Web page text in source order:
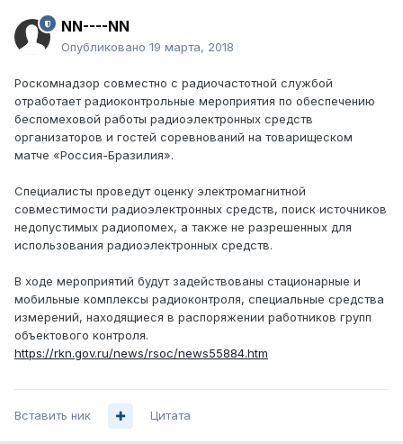
NN----NN
Опубликовано 19 марта, 2018
Роскомнадзор совместно с радиочастотной службой
отработает радиоконтрольные мероприятия по обеспечению
беспомеховой работы радиоэлектронных средств
организаторов и гостей соревнований на товарищеском
матче «Россия-Бразилия».
Специалисты проведут оценку электромагнитной
совместимости радиоэлектронных средств, поиск источников
недопустимых радиопомех, а также не разрешенных для
использования радиоэлектронных средств.
В ходе мероприятий будут задействованы стационарные и
мобильные комплексы радиоконтроля, специальные средства
измерений, находящиеся в распоряжении работников групп
объектового контроля.
https://rkn.gov.ru/news/rsoc/news55884.htm
Вставить ник Цитата